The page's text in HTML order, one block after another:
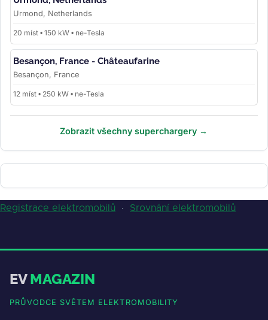
Urmond, Netherlands
20 míst • 150 kW • ne-Tesla
Besançon, France - Châteaufarine
Besançon, France
12 míst • 250 kW • ne-Tesla
Zobrazit všechny superchargery →
Registrace elektromobilů · Srovnání elektromobilů
EVMAGAZIN
PRŮVODCE SVĚTEM ELEKTROMOBILITY